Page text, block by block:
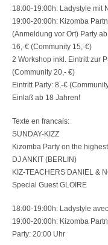
18:00-19:00h: Ladystyle mit
19:00-20:00h: Kizomba
(Anmeldung vor Ort) Party
16,-€ (Community 15,-€)
2 Workshop inkl. Eintritt zur
(Community 20,- €)
Eintritt Party: 8,-€
Einlaß ab 18 Jahren!
Texte en francais:
SUNDAY-KIZZ
Kizomba Party on the
DJ ANKIT (BERLIN)
KIZ-TEACHERS DANIEL &
Special Guest GLOIRE
18:00-19:00h: Ladystyle
19:00-20:00h: Kizomba
Party: 20:00 Uhr